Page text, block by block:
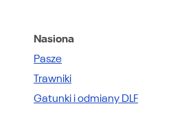
Nasiona
Pasze
Trawniki
Gatunki i odmiany DLF